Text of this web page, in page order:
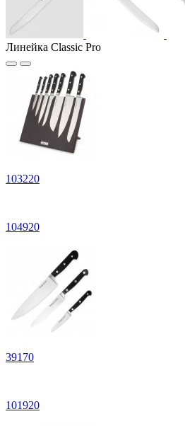
Линейка Classic Pro
103220
104920
39170
101920